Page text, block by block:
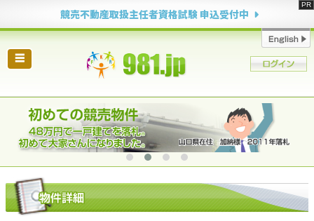
競売不動産取扱主任者資格試験 申込受付中
☰